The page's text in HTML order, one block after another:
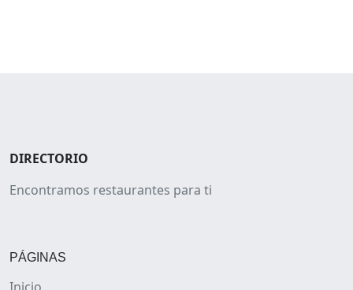
DIRECTORIO
Encontramos restaurantes para ti
PÁGINAS